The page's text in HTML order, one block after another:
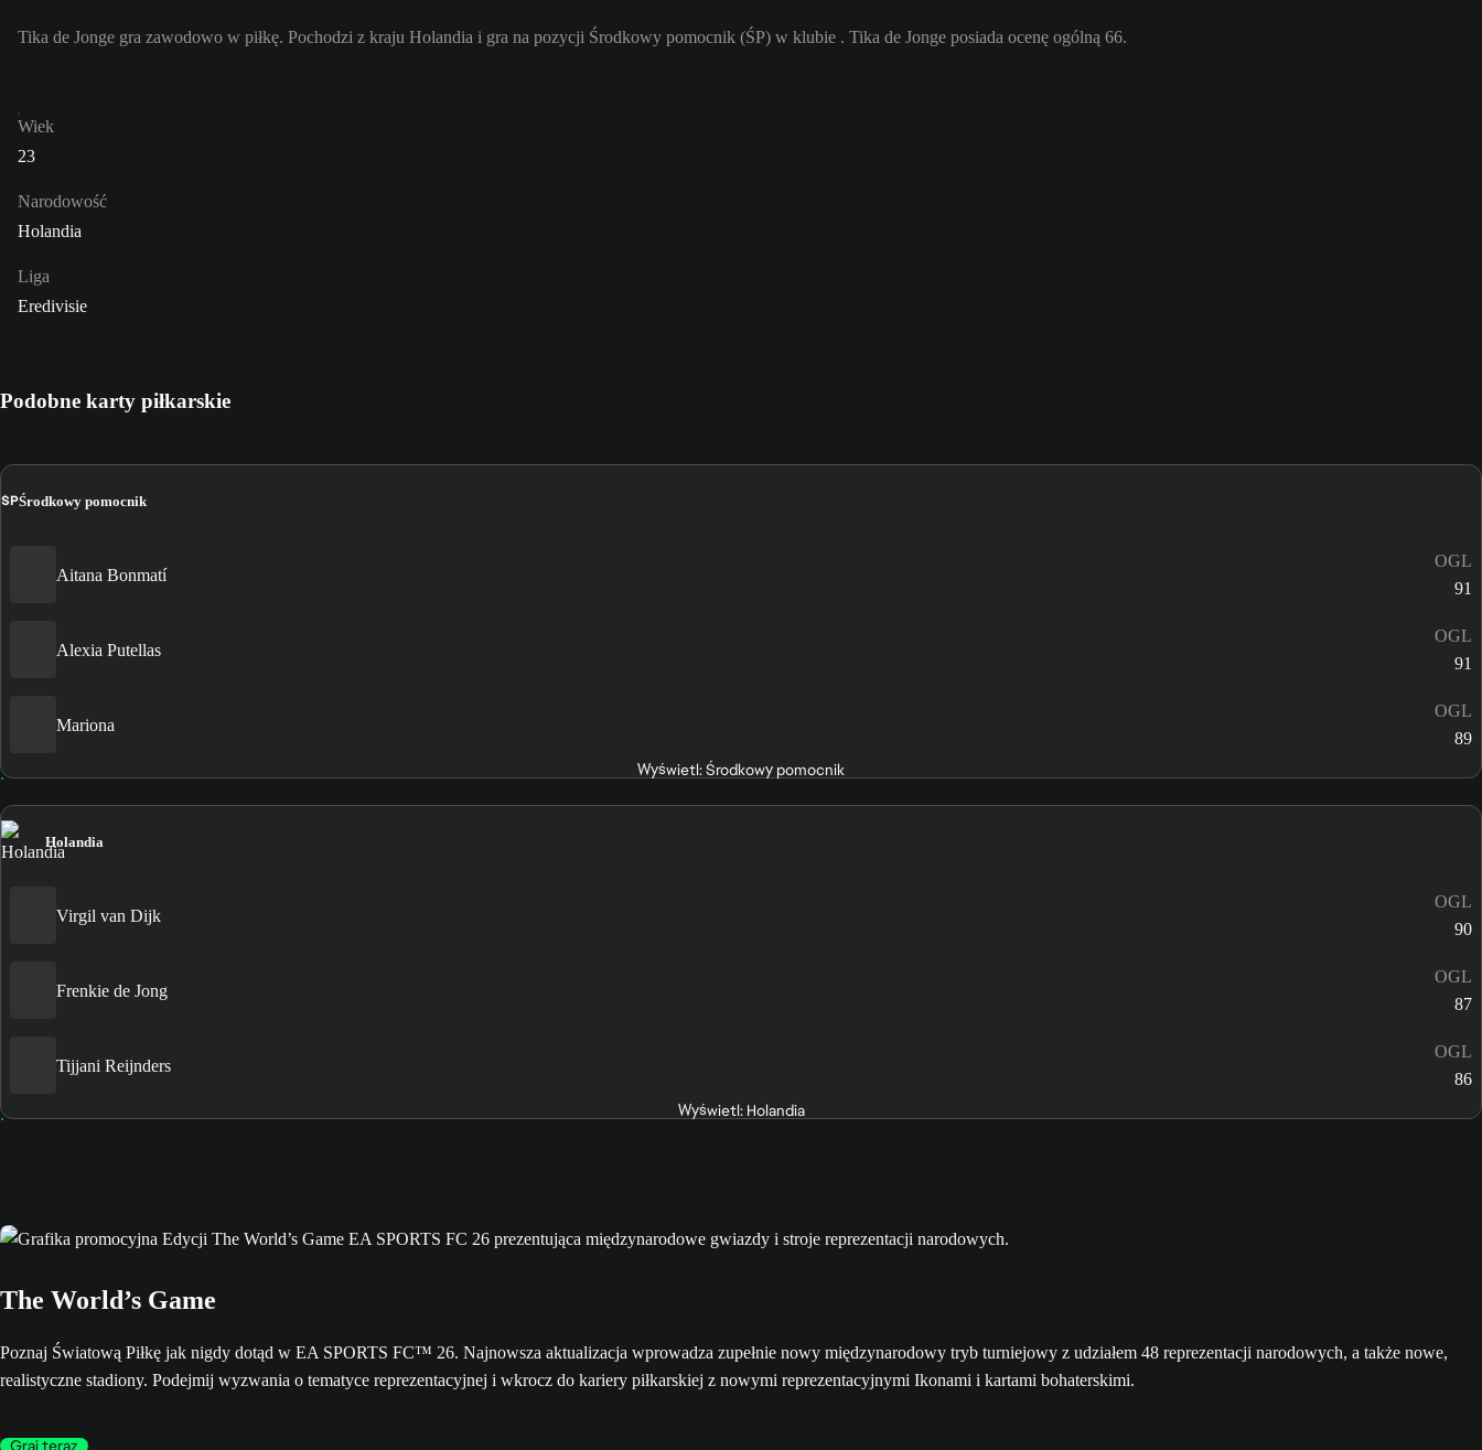
Tika de Jonge gra zawodowo w piłkę. Pochodzi z kraju Holandia i gra na pozycji Środkowy pomocnik (ŚP) w klubie . Tika de Jonge posiada ocenę ogólną 66.
Wiek
23
Narodowość
Holandia
Liga
Eredivisie
Podobne karty piłkarskie
ŚPŚrodkowy pomocnik
Aitana Bonmatí
OGL
91
Alexia Putellas
OGL
91
Mariona
OGL
89
Wyświetl: Środkowy pomocnik
Holandia
Virgil van Dijk
OGL
90
Frenkie de Jong
OGL
87
Tijjani Reijnders
OGL
86
Wyświetl: Holandia
The World’s Game
Poznaj Światową Piłkę jak nigdy dotąd w EA SPORTS FC™ 26. Najnowsza aktualizacja wprowadza zupełnie nowy międzynarodowy tryb turniejowy z udziałem 48 reprezentacji narodowych, a także nowe,
realistyczne stadiony. Podejmij wyzwania o tematyce reprezentacyjnej i wkrocz do kariery piłkarskiej z nowymi reprezentacyjnymi Ikonami i kartami bohaterskimi.